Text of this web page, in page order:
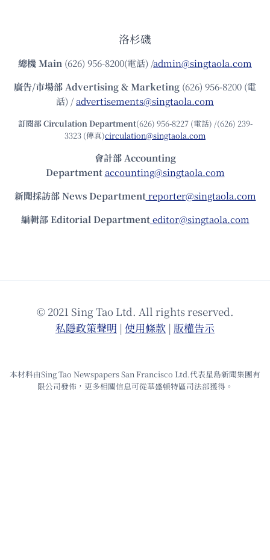
洛杉磯
總機Main (626) 956-8200(電話) /admin@singtaola.com
廣告/市場部Advertising & Marketing (626) 956-8200 (電
話) /advertisements@singtaola.com
訂閱部 Circulation Department(626) 956-8227 (電話) /(626) 239-
3323 (傳真)circulation@singtaola.com
會計部 Accounting
Department accounting@singtaola.com
新聞採訪部 News Department reporter@singtaola.com
編輯部 Editorial Department editor@singtaola.com
© 2021 Sing Tao Ltd. All rights reserved.
私隱政策聲明 | 使⽤條款 | 版權告⽰
本材料由Sing Tao Newspapers San Francisco Ltd.代表星島新聞集團有
限公司發佈，更多相關信息可從華盛頓特區司法部獲得。